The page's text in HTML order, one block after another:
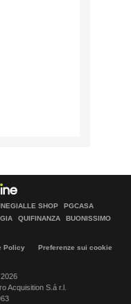
SHOP
PGCASA
QUIFINANZA
BUONISSIMO
Policy
Preferenze sui cookie
Acquisition S.á r.l.